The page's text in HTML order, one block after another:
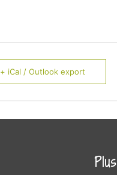
+ iCal / Outlook export
Plus